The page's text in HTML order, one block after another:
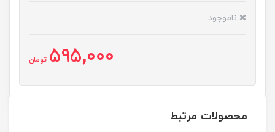
ناموجود
595,000 تومان
محصولات مرتبط